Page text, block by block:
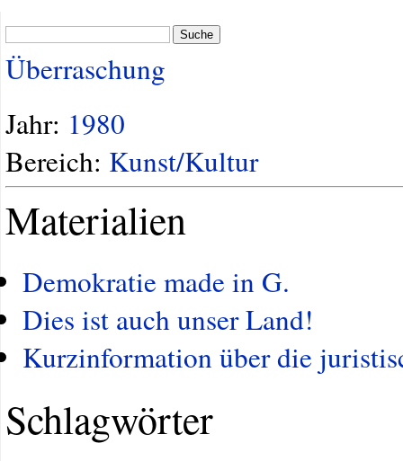
Suche
Überraschung
Jahr: 1980
Bereich: Kunst/Kultur
Materialien
Demokratie made in G.
Dies ist auch unser Land!
Kurzinformation über die
Schlagwörter